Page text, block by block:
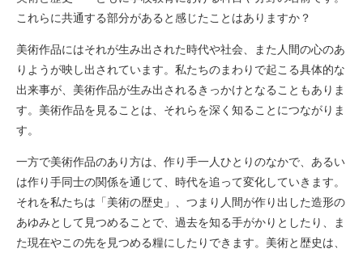
これらに共通する部分があると感じたことはありますか？
美術作品にはそれが生み出された時代や社会、また人間の心のあ
りようが映し出されています。私たちのまわりで起こる具体的な
出来事が、美術作品が生み出されるきっかけとなることもありま
す。美術作品を見ることは、それらを深く知ることにつながりま
す。
一方で美術作品のあり方は、作り手一人ひとりのなかで、あるい
は作り手同士の関係を通じて、時代を追って変化していきます。
それを私たちは「美術の歴史」、つまり人間が作り出した造形の
あゆみとして見つめることで、過去を知る手がかりとしたり、ま
た現在やこの先を見つめる糧にしたりできます。美術と歴史は、